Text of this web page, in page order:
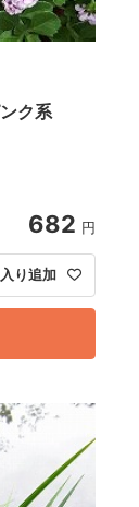
ク系
682 円
り追加